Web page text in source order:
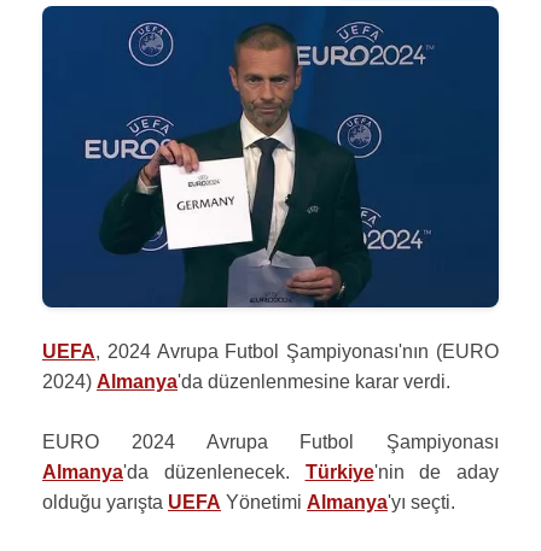
UEFA, 2024 Avrupa Futbol Şampiyonası'nın (EURO
2024) Almanya'da düzenlenmesine karar verdi.
EURO 2024 Avrupa Futbol Şampiyonası
Almanya'da düzenlenecek. Türkiye'nin de aday
olduğu yarışta UEFA Yönetimi Almanya'yı seçti.